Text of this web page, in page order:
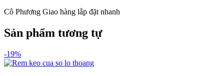
Cô Phương Giao hàng lắp đặt nhanh
Sản phẩm tương tự
-19%